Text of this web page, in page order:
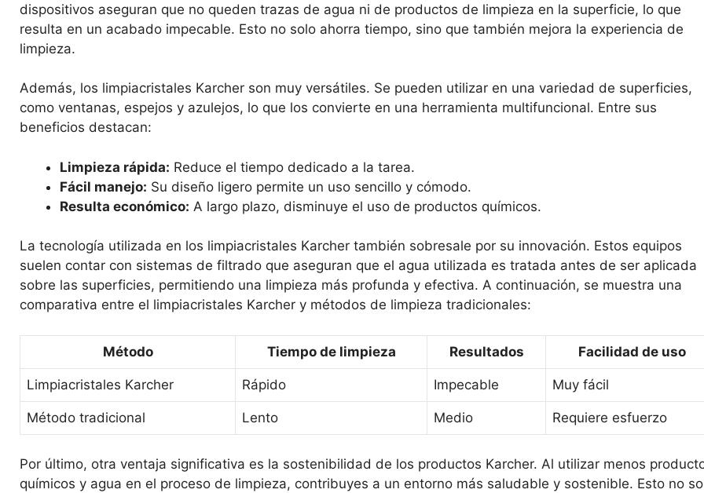
dispositivos aseguran que no queden trazas de agua ni de productos de limpieza en la superficie, lo que
resulta en un acabado impecable. Esto no solo ahorra tiempo, sino que también mejora la experiencia de
limpieza.
Además, los limpiacristales Karcher son muy versátiles. Se pueden utilizar en una variedad de superficies,
como ventanas, espejos y azulejos, lo que los convierte en una herramienta multifuncional. Entre sus
beneficios destacan:
Limpieza rápida: Reduce el tiempo dedicado a la tarea.
Fácil manejo: Su diseño ligero permite un uso sencillo y cómodo.
Resulta económico: A largo plazo, disminuye el uso de productos químicos.
La tecnología utilizada en los limpiacristales Karcher también sobresale por su innovación. Estos equipos
suelen contar con sistemas de filtrado que aseguran que el agua utilizada es tratada antes de ser aplicada
sobre las superficies, permitiendo una limpieza más profunda y efectiva. A continuación, se muestra una
comparativa entre el limpiacristales Karcher y métodos de limpieza tradicionales:
Método Tiempo de limpieza Resultados Facilidad de uso
Limpiacristales Karcher Rápido Impecable Muy fácil
Método tradicional Lento Medio Requiere esfuerzo
Por último, otra ventaja significativa es la sostenibilidad de los productos Karcher. Al utilizar menos
químicos y agua en el proceso de limpieza, contribuyes a un entorno más saludable y sostenible. Esto no